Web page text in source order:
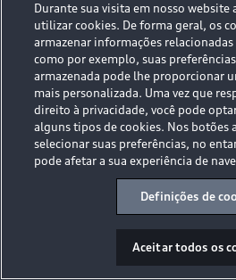
Tecnologias Audi
Audi Collection
Políticas de Privacidade
Código
Aviso Legal
Proteção de Dados -
Sala de Imprensa
Desacelere. Seu bem maior
Durante sua visita em nosso website
utilizar cookies. De forma geral, os
armazenar informações relacionadas
como por exemplo, suas
armazenada pode lhe proporcionar
mais personalizada. Uma vez que
direito à privacidade, você pode
alguns tipos de cookies. Nos botões
selecionar suas preferências, no
pode afetar a sua experiência de
Definições de
Aceitar todos os